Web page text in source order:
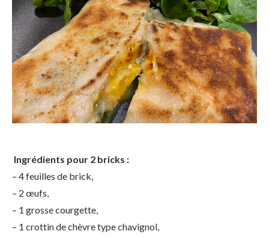
Ingrédients pour 2 bricks :
– 4 feuilles de brick,
– 2 œufs,
– 1 grosse courgette,
– 1 crottin de chèvre type chavignol,